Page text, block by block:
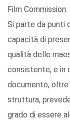
Film Commission.
Si parte da punti
capacità di
qualità delle
consistente, e in
documento, oltre
struttura,
grado di essere